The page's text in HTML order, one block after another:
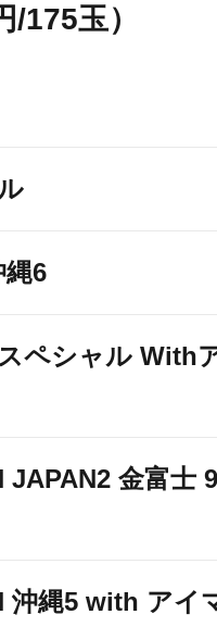
175玉）
縄6
ペシャル With
JAPAN2 金富士
沖縄5 with アイ